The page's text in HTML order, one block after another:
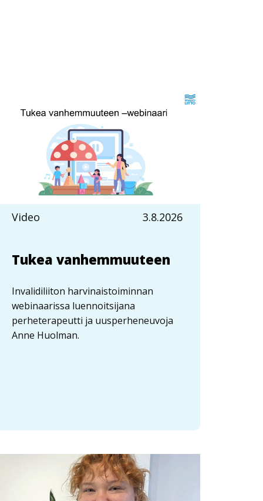
Video 3.8.2026
Tukea vanhemmuuteen
Invalidiliiton harvinaistoiminnan
webinaarissa luennoitsijana
perheterapeutti ja uusperheneuvoja
Anne Huolman.